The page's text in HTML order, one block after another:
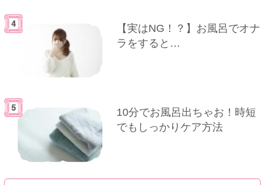
【実はNG！？】お風呂でオナ
ラをすると…
10分でお風呂出ちゃお！時短
でもしっかりケア方法